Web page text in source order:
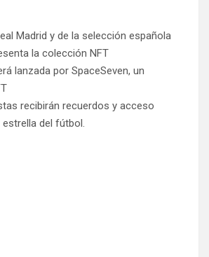
Madrid y de la selección española
la colección NFT
lanzada por SpaceSeven, un
recibirán recuerdos y acceso
estrella del fútbol.